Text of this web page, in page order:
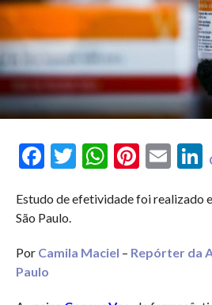
FacebookTwitterWhatsAppPinterest
Email
Estudo de efetividade foi realizado
São Paulo.
Por Camila Maciel – Repórter da
Paulo